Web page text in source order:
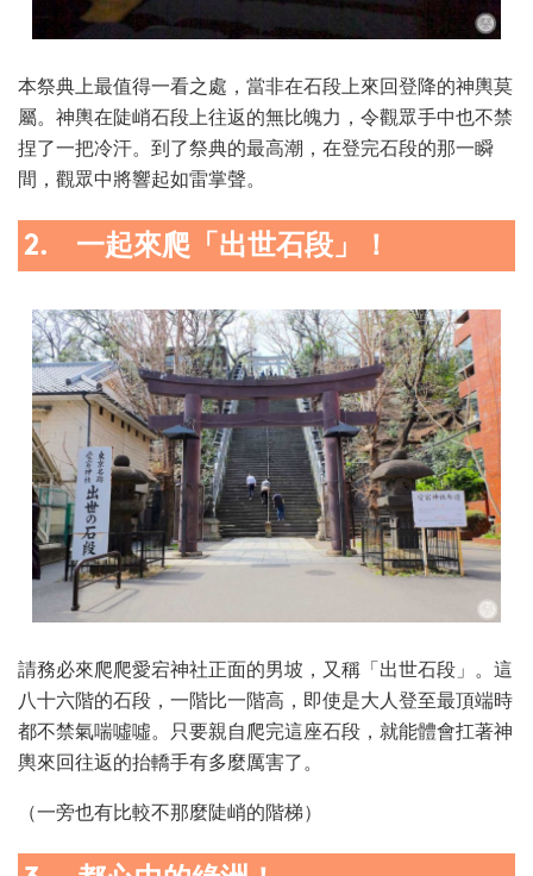
本祭典上最值得一看之處，當非在石段上來回登降的神輿莫
屬。神輿在陡峭石段上往返的無比魄力，令觀眾手中也不禁
捏了一把冷汗。到了祭典的最高潮，在登完石段的那一瞬
間，觀眾中將響起如雷掌聲。
2. 一起來爬「出世石段」！
請務必來爬爬愛宕神社正面的男坡，又稱「出世石段」。這
八十六階的石段，一階比一階高，即使是大人登至最頂端時
都不禁氣喘噓噓。只要親自爬完這座石段，就能體會扛著神
輿來回往返的抬轎手有多麼厲害了。
（一旁也有比較不那麼陡峭的階梯）